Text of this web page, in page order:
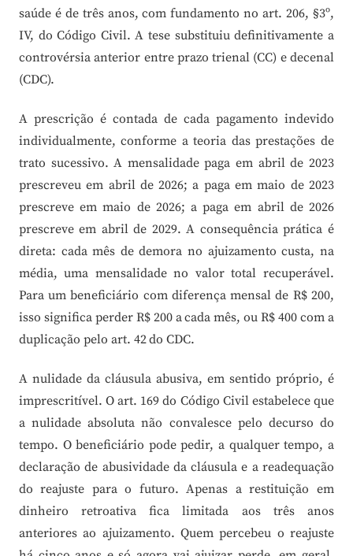
saúde é de três anos, com fundamento no art. 206, §3º,
IV, do Código Civil. A tese substituiu definitivamente a
controvérsia anterior entre prazo trienal (CC) e decenal
(CDC).
A prescrição é contada de cada pagamento indevido
individualmente, conforme a teoria das prestações de
trato sucessivo. A mensalidade paga em abril de 2023
prescreveu em abril de 2026; a paga em maio de 2023
prescreve em maio de 2026; a paga em abril de 2026
prescreve em abril de 2029. A consequência prática é
direta: cada mês de demora no ajuizamento custa, na
média, uma mensalidade no valor total recuperável.
Para um beneficiário com diferença mensal de R$ 200,
isso significa perder R$ 200 a cada mês, ou R$ 400 com a
duplicação pelo art. 42 do CDC.
A nulidade da cláusula abusiva, em sentido próprio, é
imprescritível. O art. 169 do Código Civil estabelece que
a nulidade absoluta não convalesce pelo decurso do
tempo. O beneficiário pode pedir, a qualquer tempo, a
declaração de abusividade da cláusula e a readequação
do reajuste para o futuro. Apenas a restituição em
dinheiro retroativa fica limitada aos três anos
anteriores ao ajuizamento. Quem percebeu o reajuste